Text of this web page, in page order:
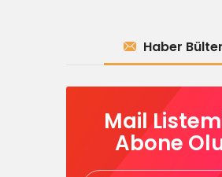
Haber
Mail
Abone